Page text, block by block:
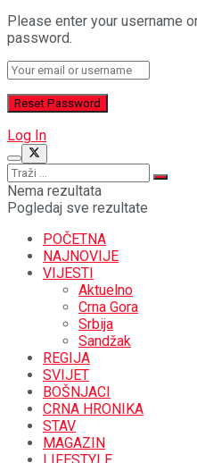
Please enter your username
password.
Log In
Nema rezultata
Pogledaj sve rezultate
POČETNA
NAJNOVIJE
VIJESTI
Aktuelno
Crna Gora
Srbija
Sandžak
REGIJA
SVIJET
BOŠNJACI
CRNA HRONIKA
STAV
MAGAZIN